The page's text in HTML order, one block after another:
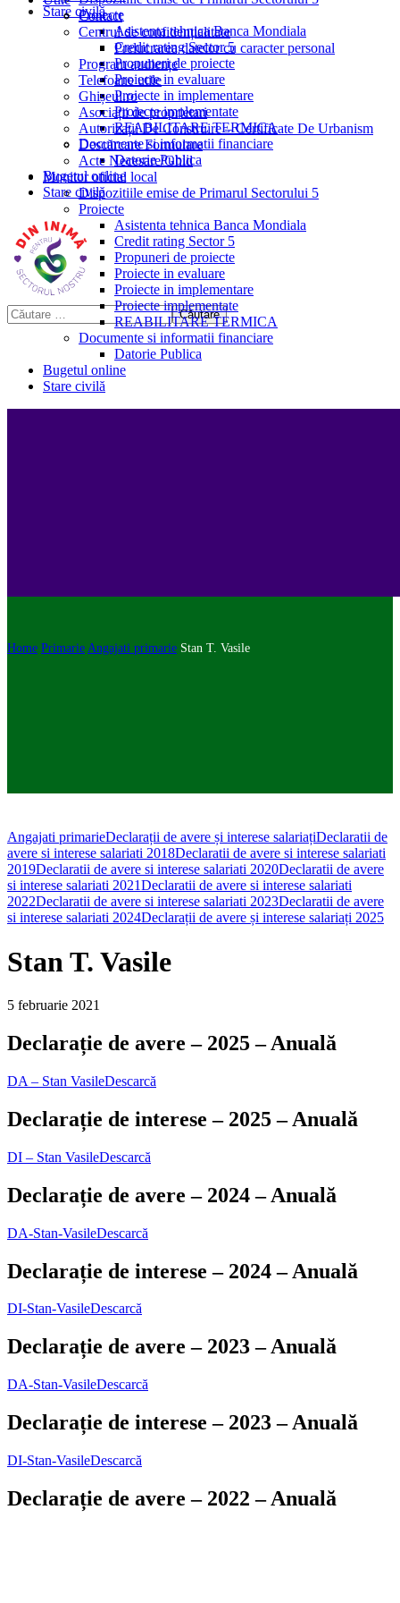
Stare civilă
Proiecte
Asistenta tehnica Banca Mondiala
Credit rating Sector 5
Propuneri de proiecte
Proiecte in evaluare
Proiecte in implementare
Proiecte implementate
REABILITARE TERMICA
Documente si informatii financiare
Datorie Publica
Bugetul online
Stare civilă
Contact
Centrul de confidențialitate
Prelucrarea datelor cu caracter personal
Program audiențe
Telefoane utile
Ghișeul.ro
Asociații de proprietari
Autorizații De Construire – Certificate De Urbanism
Descărcare Formulare
Acte Necesare/Ghid
Monitor oficial local
Dispozitiile emise de Primarul Sectorului 5
Proiecte
Asistenta tehnica Banca Mondiala
Credit rating Sector 5
Propuneri de proiecte
Proiecte in evaluare
Proiecte in implementare
Proiecte implementate
REABILITARE TERMICA
Documente si informatii financiare
Datorie Publica
Bugetul online
Stare civilă
Home Primarie Angajati primarie Stan T. Vasile
Angajati primarieDeclarații de avere și interese salariațiDeclaratii de
avere si interese salariati 2018Declaratii de avere si interese salariati
2019Declaratii de avere si interese salariati 2020Declaratii de avere
si interese salariati 2021Declaratii de avere si interese salariati
2022Declaratii de avere si interese salariati 2023Declaratii de avere
si interese salariati 2024Declarații de avere și interese salariați 2025
Stan T. Vasile
5 februarie 2021
Declarație de avere – 2025 – Anuală
DA – Stan VasileDescarcă
Declarație de interese – 2025 – Anuală
DI – Stan VasileDescarcă
Declarație de avere – 2024 – Anuală
DA-Stan-VasileDescarcă
Declarație de interese – 2024 – Anuală
DI-Stan-VasileDescarcă
Declarație de avere – 2023 – Anuală
DA-Stan-VasileDescarcă
Declarație de interese – 2023 – Anuală
DI-Stan-VasileDescarcă
Declarație de avere – 2022 – Anuală